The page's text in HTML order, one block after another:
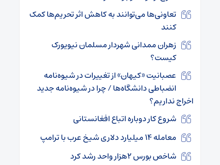
تعاونی‌ها می‌توانند به کاهش اثر تحریم‌ها کمک
کنند
زهران ممدانی شهردار مسلمان نیویورک
کیست؟
عصبانیت «کیهان» از تغییرات در شیوه‌نامه
انضباطی دانشگاه‌ها / چرا در شیوه‌نامه جدید
اخراج نداریم؟
شروع کار دوباره اتباع افغانستانی
معامله ۱۴ میلیارد دلاری شیخ عرب با ترامپ
شاخص بورس ۲هزار واحد رشد کرد